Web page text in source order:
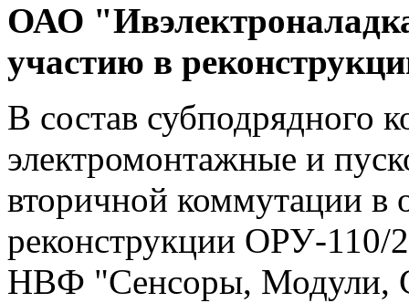
ОАО
участию в
В состав субподрядного
электромонтажные и
вторичной коммутации в
реконструкции ОРУ-
НВФ "Сенсоры, Модули,